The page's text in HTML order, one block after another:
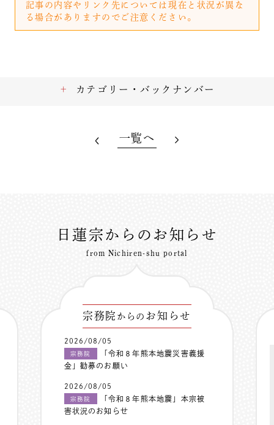
記事の内容やリンク先については現在と状況が異な
る場合がありますのでご注意ください。
カテゴリー・バックナンバー
一覧へ
日蓮宗からのお知らせ
from Nichiren-shu portal
宗務院 からの お知らせ
2026/08/05
宗務院
「令和８年熊本地震災害義援
金」勧募のお願い
2026/08/05
宗務院
「令和８年熊本地震」本宗被
害状況のお知らせ